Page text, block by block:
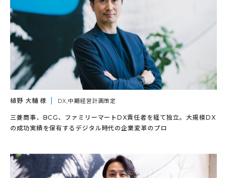
植野 大輔 様 DX,中期経営計画策定
三菱商事、BCG、ファミリーマートDX責任者を経て独立。大規模DX
の成功実績を保有するデジタル時代の企業変革のプロ